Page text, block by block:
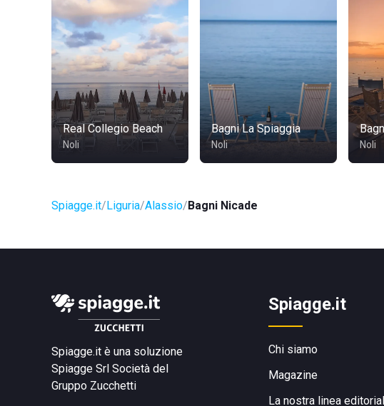
Real Collegio Beach
Noli
Bagni La Spiaggia
Noli Noli
Spiagge.it Liguria Alassio Bagni Nicade
Spiagge.it è una soluzione
Spiagge Srl Società del
Gruppo Zucchetti
Spiagge.it
Chi siamo
Magazine
La nostra linea